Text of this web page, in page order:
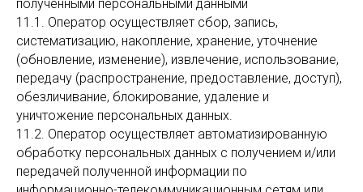
полученными персональными данными
11.1. Оператор осуществляет сбор, запись,
систематизацию, накопление, хранение, уточнение
(обновление, изменение), извлечение, использование,
передачу (распространение, предоставление, доступ),
обезличивание, блокирование, удаление и
уничтожение персональных данных.
11.2. Оператор осуществляет автоматизированную
обработку персональных данных с получением и/или
передачей полученной информации по